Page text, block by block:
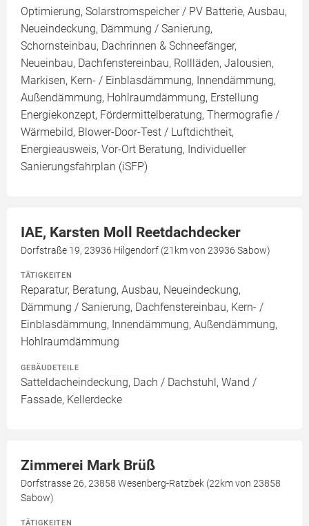
Optimierung, Solarstromspeicher / PV Batterie, Ausbau,
Neueindeckung, Dämmung / Sanierung,
Schornsteinbau, Dachrinnen & Schneefänger,
Neueinbau, Dachfenstereinbau, Rollläden, Jalousien,
Markisen, Kern- / Einblasdämmung, Innendämmung,
Außendämmung, Hohlraumdämmung, Erstellung
Energiekonzept, Fördermittelberatung, Thermografie /
Wärmebild, Blower-Door-Test / Luftdichtheit,
Energieausweis, Vor-Ort Beratung, Individueller
Sanierungsfahrplan (iSFP)
IAE, Karsten Moll Reetdachdecker
Dorfstraße 19, 23936 Hilgendorf (21km von 23936 Sabow)
TÄTIGKEITEN
Reparatur, Beratung, Ausbau, Neueindeckung,
Dämmung / Sanierung, Dachfenstereinbau, Kern- /
Einblasdämmung, Innendämmung, Außendämmung,
Hohlraumdämmung
GEBÄUDETEILE
Satteldacheindeckung, Dach / Dachstuhl, Wand /
Fassade, Kellerdecke
Zimmerei Mark Brüß
Dorfstrasse 26, 23858 Wesenberg-Ratzbek (22km von 23858
Sabow)
TÄTIGKEITEN